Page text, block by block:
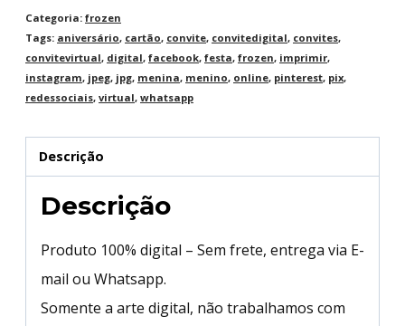
Categoria: frozen
Tags: aniversário, cartão, convite, convitedigital, convites,
convitevirtual, digital, facebook, festa, frozen, imprimir,
instagram, jpeg, jpg, menina, menino, online, pinterest, pix,
redessociais, virtual, whatsapp
Descrição
Descrição
Produto 100% digital – Sem frete, entrega via E-
mail ou Whatsapp.
Somente a arte digital, não trabalhamos com